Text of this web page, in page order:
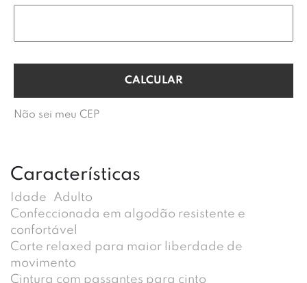
Não sei meu CEP
Características
Idade
Adulto
Confeccionada em algodão resistente e
confortável
Corte relaxed para maior liberdade de
movimento
Cintura com passantes para cinto